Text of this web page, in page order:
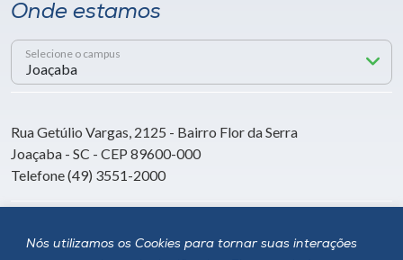
Nós utilizamos os Cookies para tornar suas interações
Onde estamos
Selecione o campus
Rua Getúlio Vargas, 2125 - Bairro Flor da Serra
Joaçaba - SC - CEP 89600-000
Telefone (49) 3551-2000
Siga a Unoesc